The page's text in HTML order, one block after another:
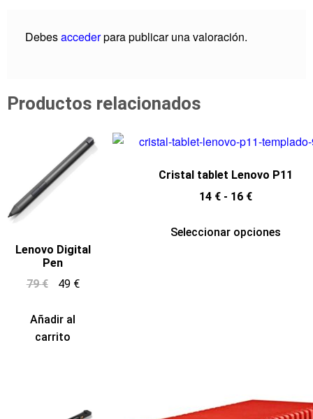
Debesaccederpara publicar una valoración.
Productos relacionados
Lenovo Digital
Pen
79€ 49 €
Añadir al
carrito
Cristal tablet Lenovo P11
14 € - 16 €
Seleccionar opciones